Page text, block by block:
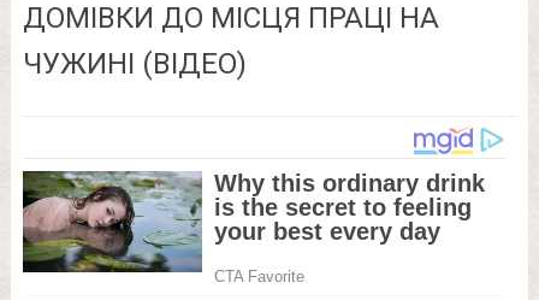
ДОМІВКИ ДО МІСЦЯ ПРАЦІ НА
ЧУЖИНІ (ВІДЕО)